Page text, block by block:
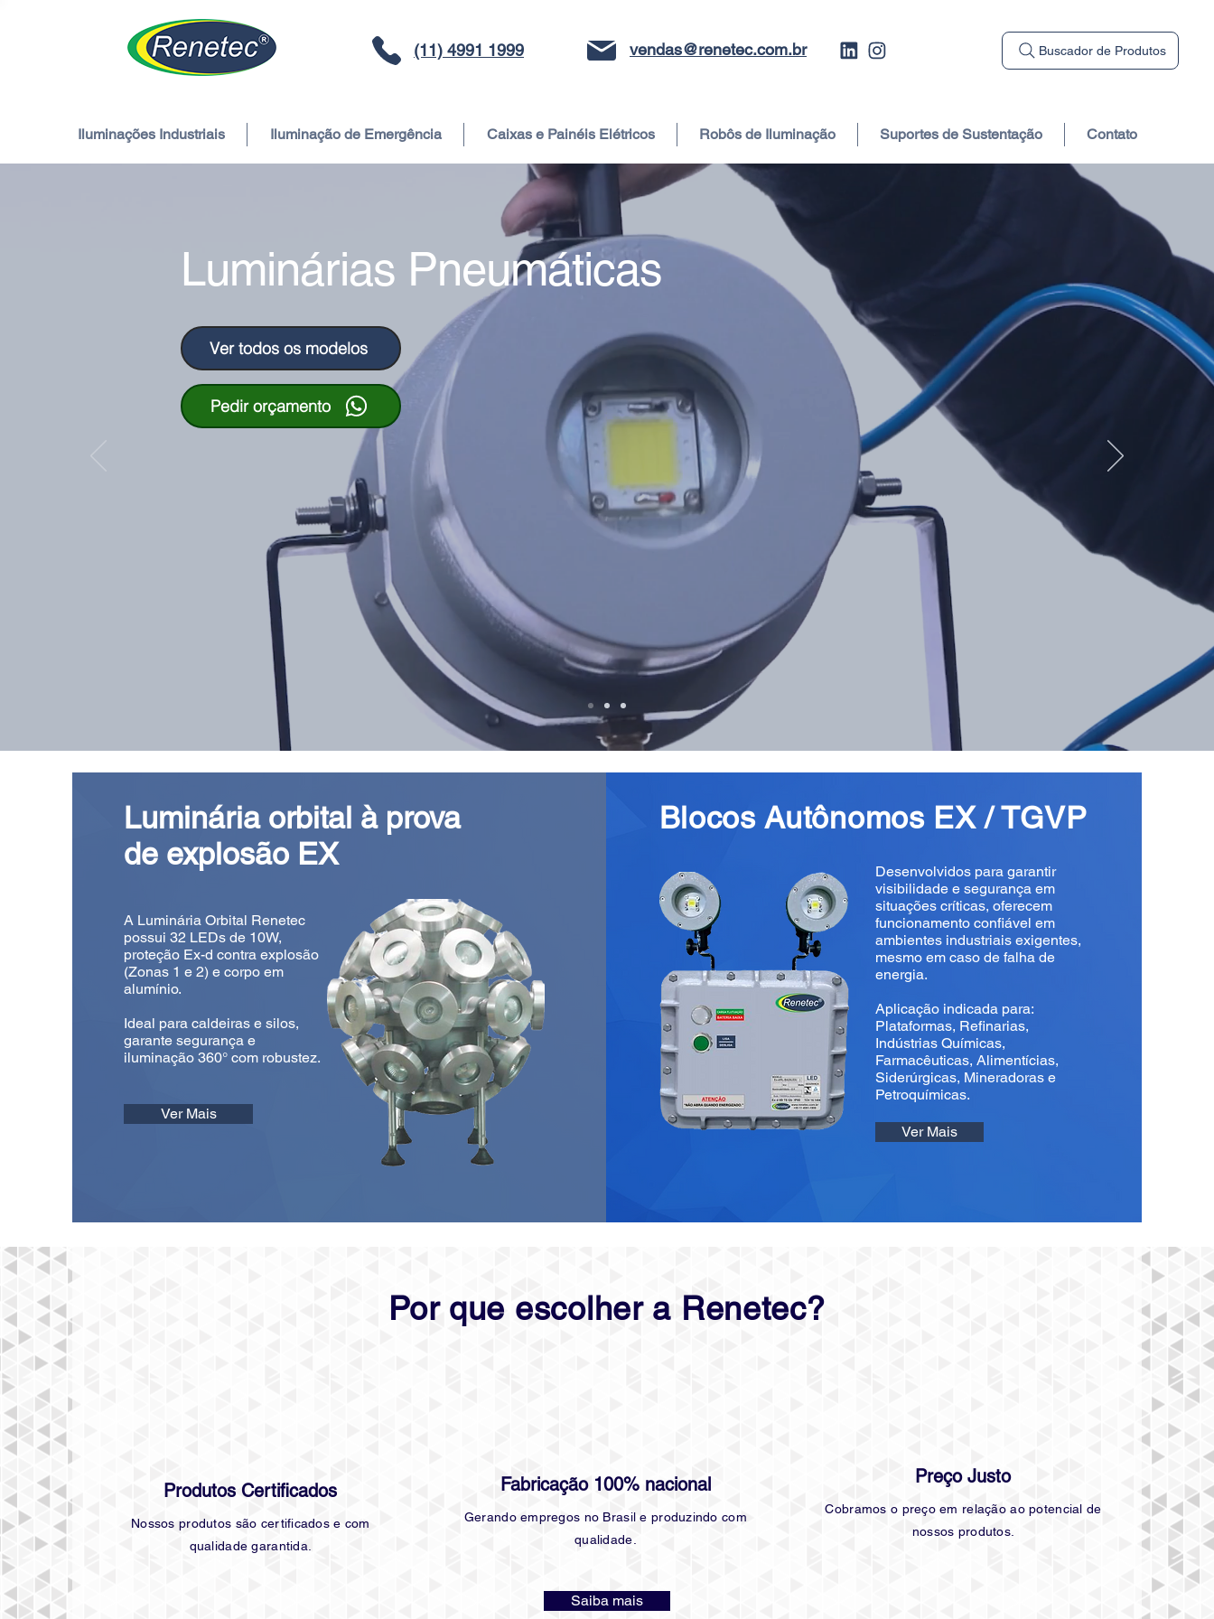
(11) 4991 1999 vendas@renetec.com.br Buscador de Produtos
Iluminações Industriais Iluminação de Emergência Caixas e Painéis Elétricos Robôs de Iluminação Suportes de Sustentação Contato
Luminárias Pneumáticas
Ver todos os modelos
Pedir orçamento
Luminária orbital à prova
de explosão EX
A Luminária Orbital Renetec
possui 32 LEDs de 10W,
proteção Ex-d contra explosão
(Zonas 1 e 2) e corpo em
alumínio.
Ideal para caldeiras e silos,
garante segurança e
iluminação 360° com robustez.
Ver Mais
Blocos Autônomos EX / TGVP
Desenvolvidos para garantir
visibilidade e segurança em
situações críticas, oferecem
funcionamento confiável em
ambientes industriais exigentes,
mesmo em caso de falha de
energia.
Aplicação indicada para:
Plataformas, Refinarias,
Indústrias Químicas,
Farmacêuticas, Alimentícias,
Siderúrgicas, Mineradoras e
Petroquímicas.
Ver Mais
Produtos Certificados
Nossos produtos são certificados e com
qualidade garantida.
Por que escolher a Renetec?
Fabricação 100% nacional
Gerando empregos no Brasil e produzindo com
qualidade.
Saiba mais
Preço Justo
Cobramos o preço em relação ao potencial de
nossos produtos.